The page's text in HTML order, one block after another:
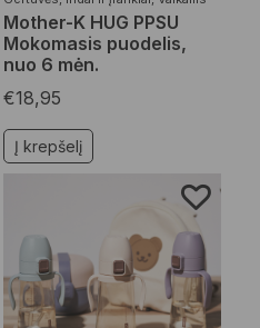
Mother-K HUG PPSU
Mokomasis puodelis,
nuo 6 mėn.
€18,95
Į krepšelį